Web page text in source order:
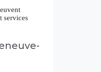
services